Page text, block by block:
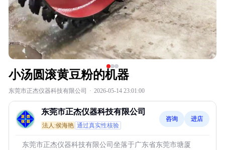
小汤圆滚黄豆粉的机器
东莞市正杰仪器科技有限公司 · 2026-05-14 23:01:00
东莞市正杰仪器科技有限公司
法人:侯海艳 通过真实性核验
咨询 进店
东莞市正杰仪器科技有限公司坐落于广东省东莞市塘厦